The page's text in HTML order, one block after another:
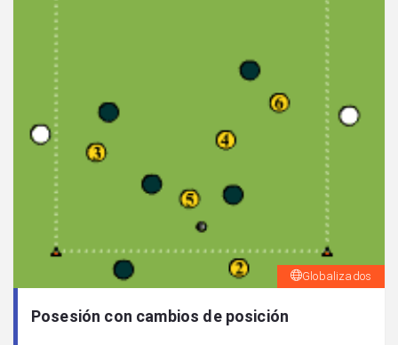
Globalizados
Posesión con cambios de posición